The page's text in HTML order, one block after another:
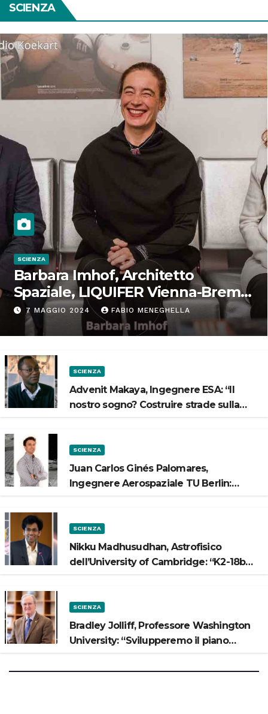
SCIENZA
SCIENZA
Barbara Imhof, Architetto
Spaziale, LIQUIFER Vienna-Brema:
“Progettiamo habitat per lo
Spazio”
7 MAGGIO 2024 FABIO MENEGHELLA
SCIENZA
Advenit Makaya, Ingegnere ESA: “Il
nostro sogno? Costruire strade sulla
SCIENZA
Juan Carlos Ginés Palomares,
Ingegnere Aerospaziale TU Berlin:
SCIENZA
Nikku Madhusudhan, Astrofisico
dell’University of Cambridge: “K2-18b
SCIENZA
Bradley Jolliff, Professore Washington
University: “Svilupperemo il piano